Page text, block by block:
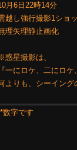
月6日22時14分
越し強行撮影1ショ
理矢理静止画化
星撮影は、
一にロケ、二にロケ
よりも、シーイング
数字です